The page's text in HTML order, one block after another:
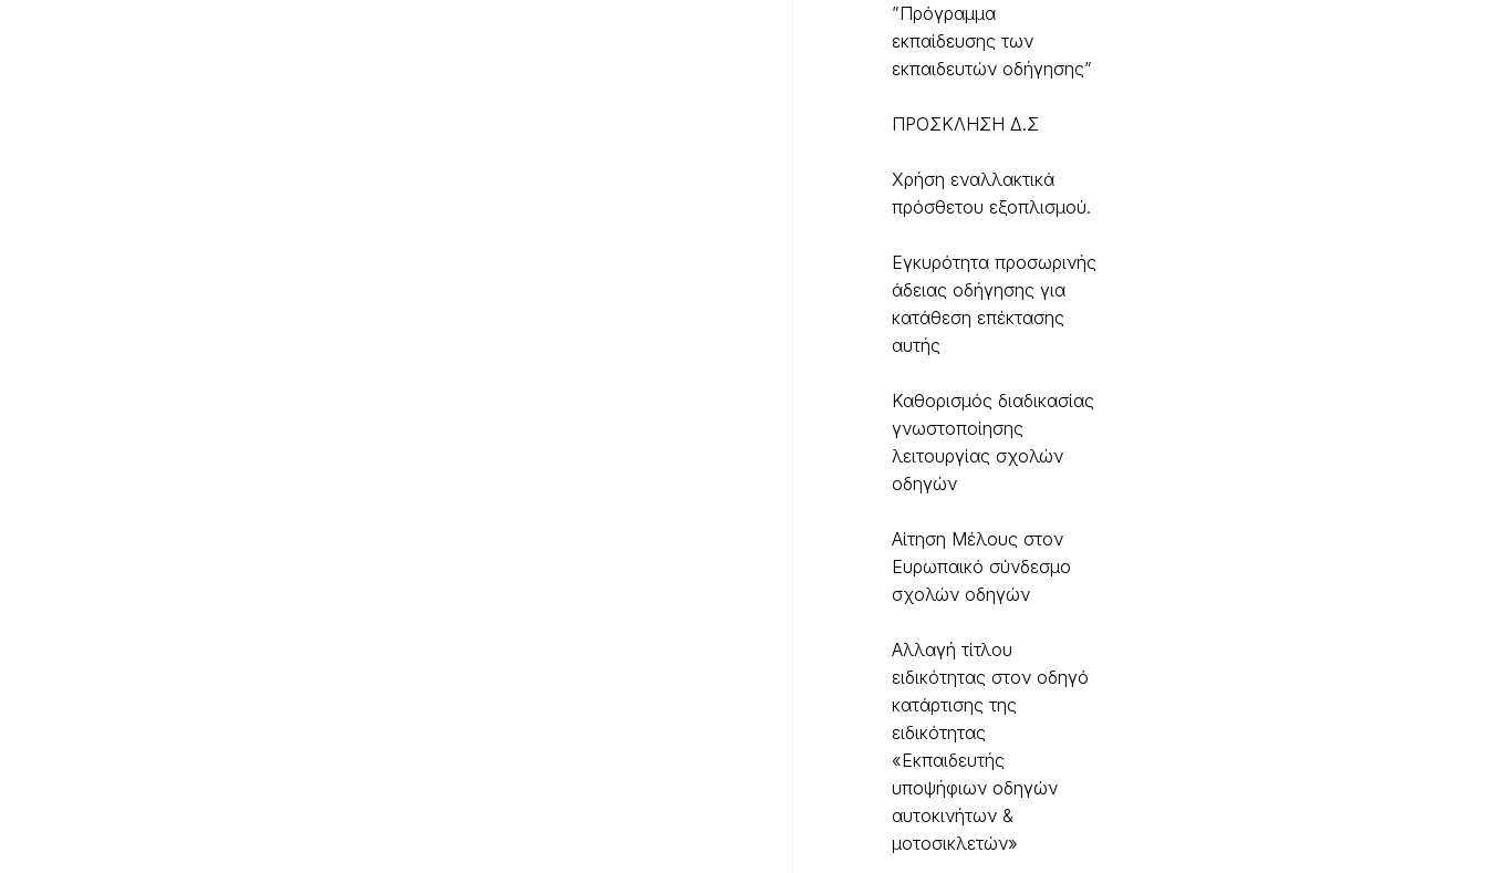
”Πρόγραμμα
εκπαίδευσης των
εκπαιδευτών οδήγησης”
ΠΡΟΣΚΛΗΣΗ Δ.Σ
Χρήση εναλλακτικά
πρόσθετου εξοπλισμού.
Εγκυρότητα προσωρινής
άδειας οδήγησης για
κατάθεση επέκτασης
αυτής
Καθορισμός διαδικασίας
γνωστοποίησης
λειτουργίας σχολών
οδηγών
Αίτηση Μέλους στον
Ευρωπαικό σύνδεσμο
σχολών οδηγών
Αλλαγή τίτλου
ειδικότητας στον οδηγό
κατάρτισης της
ειδικότητας
«Εκπαιδευτής
υποψήφιων οδηγών
αυτοκινήτων &
μοτοσικλετών»